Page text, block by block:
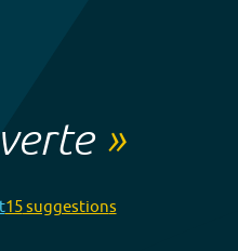
»
15suggestions